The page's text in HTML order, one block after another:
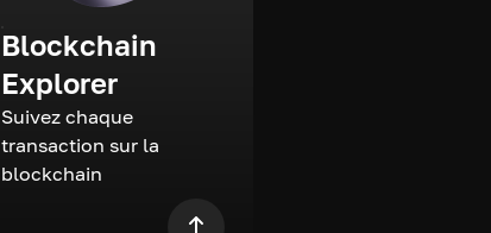
Blockchain
Explorer
Suivez chaque
transaction sur la
blockchain